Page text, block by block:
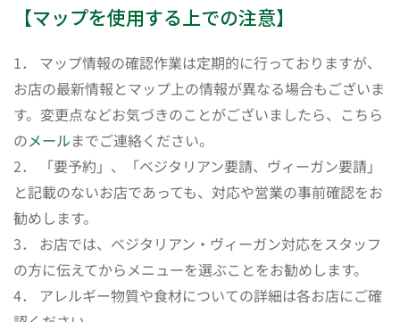
【マップを使用する上での注意】
1． マップ情報の確認作業は定期的に行っておりますが、
お店の最新情報とマップ上の情報が異なる場合もございま
す。変更点などお気づきのことがございましたら、こちら
のメールまでご連絡ください。
2． 「要予約」、「ベジタリアン要請、ヴィーガン要請」
と記載のないお店であっても、対応や営業の事前確認をお
勧めします。
3． お店では、ベジタリアン・ヴィーガン対応をスタッフ
の方に伝えてからメニューを選ぶことをお勧めします。
4． アレルギー物質や食材についての詳細は各お店にご確